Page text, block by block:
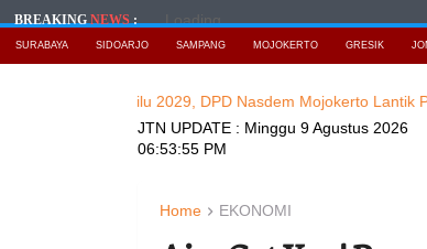
BREAKINGNEWS: Loading...
SURABAYA SIDOARJO SAMPANG MOJOKERTO GRESIK
Pemilu 2029, DPD Nasdem Mojokerto Lantik PAC 18
JTN UPDATE : Minggu 9 Agustus 2026
06:53:57 PM
Home EKONOMI